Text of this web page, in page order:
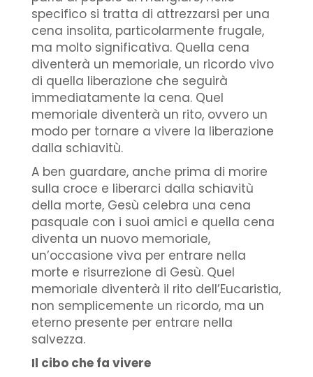
specifico si tratta di attrezzarsi per una
cena insolita, particolarmente frugale,
ma molto significativa. Quella cena
diventerà un memoriale, un ricordo vivo
di quella liberazione che seguirà
immediatamente la cena. Quel
memoriale diventerà un rito, ovvero un
modo per tornare a vivere la liberazione
dalla schiavitù.
A ben guardare, anche prima di morire
sulla croce e liberarci dalla schiavitù
della morte, Gesù celebra una cena
pasquale con i suoi amici e quella cena
diventa un nuovo memoriale,
un’occasione viva per entrare nella
morte e risurrezione di Gesù. Quel
memoriale diventerà il rito dell’Eucaristia,
non semplicemente un ricordo, ma un
eterno presente per entrare nella
salvezza.
Il cibo che fa vivere